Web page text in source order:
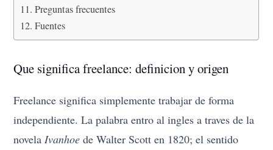
Preguntas frecuentes
Fuentes
Que significa freelance: definicion y origen
Freelance significa simplemente trabajar de forma
independiente. La palabra entro al ingles a traves de la
novela Ivanhoe de Walter Scott en 1820; el sentido